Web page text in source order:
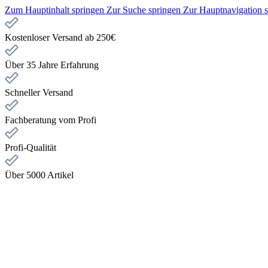
Zum Hauptinhalt springen Zur Suche springen Zur Hauptnavigation
Kostenloser Versand ab 250€
Über 35 Jahre Erfahrung
Schneller Versand
Fachberatung vom Profi
Profi-Qualität
Über 5000 Artikel